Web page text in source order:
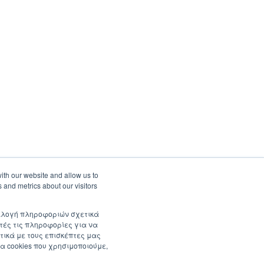
our website and allow us to
metrics about our visitors
πληροφοριών σχετικά
τις πληροφορίες για να
με τους επισκέπτες μας
cookies που χρησιμοποιούμε,